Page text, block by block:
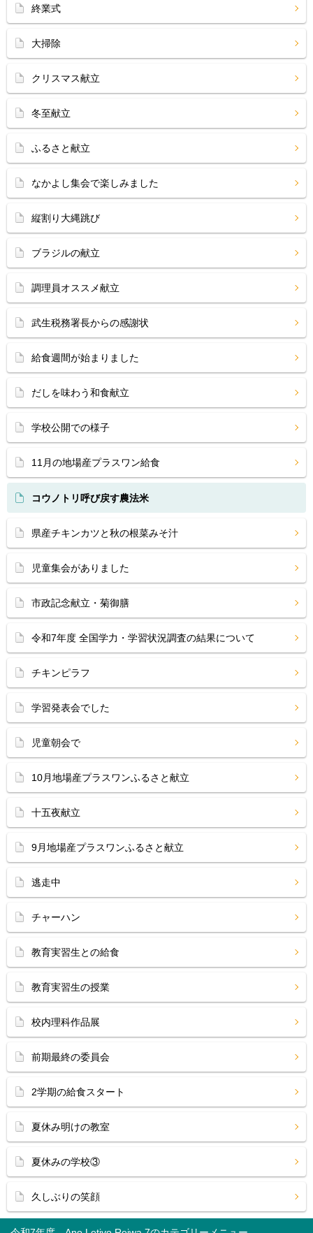
終業式
大掃除
クリスマス献立
冬至献立
ふるさと献立
なかよし集会で楽しみました
縦割り大縄跳び
ブラジルの献立
調理員オススメ献立
武生税務署長からの感謝状
給食週間が始まりました
だしを味わう和食献立
学校公開での様子
11月の地場産プラスワン給食
コウノトリ呼び戻す農法米
県産チキンカツと秋の根菜みそ汁
児童集会がありました
市政記念献立・菊御膳
令和7年度 全国学力・学習状況調査の結果について
チキンピラフ
学習発表会でした
児童朝会で
10月地場産プラスワンふるさと献立
十五夜献立
9月地場産プラスワンふるさと献立
逃走中
チャーハン
教育実習生との給食
教育実習生の授業
校内理科作品展
前期最終の委員会
2学期の給食スタート
夏休み明けの教室
夏休みの学校③
久しぶりの笑顔